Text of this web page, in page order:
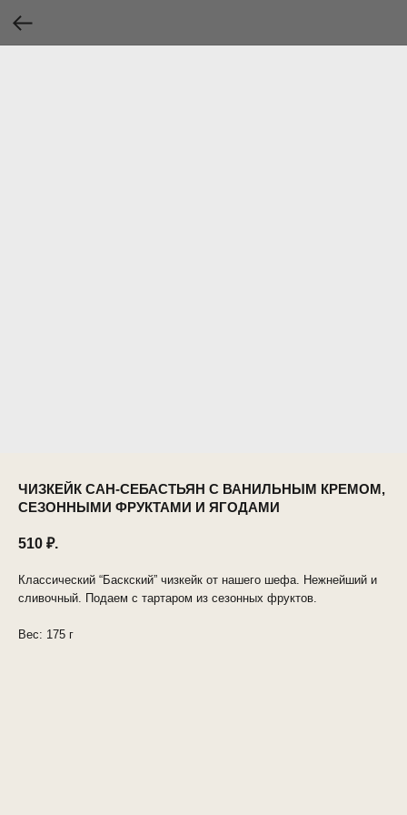
ЧИЗКЕЙК САН-СЕБАСТЬЯН С ВАНИЛЬНЫМ КРЕМОМ,
СЕЗОННЫМИ ФРУКТАМИ И ЯГОДАМИ
510 ₽.
Классический “Баскский” чизкейк от нашего шефа. Нежнейший и
сливочный. Подаем с тартаром из сезонных фруктов.
Вес: 175 г